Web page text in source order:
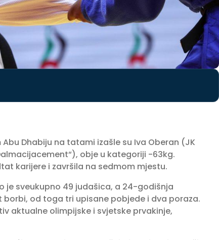
Dhabiju na tatami izašle su Iva Oberan (JK
obje u kategoriji -63kg.
karijere i završila na sedmom mjestu.
je sveukupno 49 judašica, a 24-godišnja
od toga tri upisane pobjede i dva poraza.
aktualne olimpijske i svjetske prvakinje,